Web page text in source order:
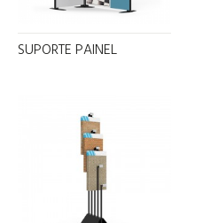
SUPORTE PAINEL